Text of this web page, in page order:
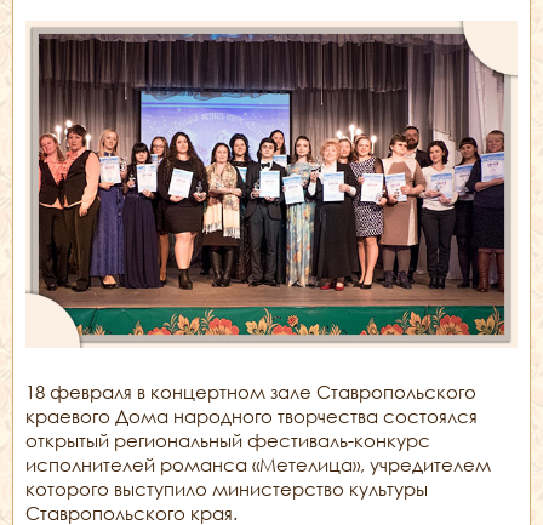
18 февраля в концертном зале Ставропольского
краевого Дома народного творчества состоялся
открытый региональный фестиваль-конкурс
исполнителей романса «Метелица», учредителем
которого выступило министерство культуры
Ставропольского края.